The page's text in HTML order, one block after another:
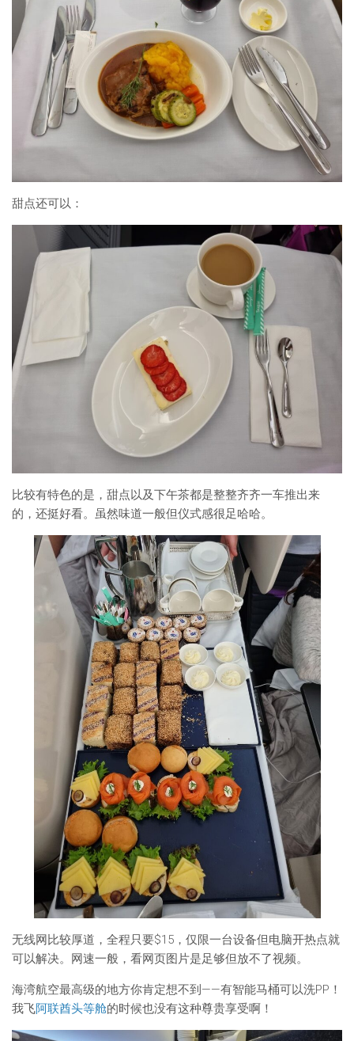
甜点还可以：
比较有特色的是，甜点以及下午茶都是整整齐齐一车推出来
的，还挺好看。虽然味道一般但仪式感很足哈哈。
无线网比较厚道，全程只要$15，仅限一台设备但电脑开热点就
可以解决。网速一般，看网页图片是足够但放不了视频。
海湾航空最高级的地方你肯定想不到——有智能马桶可以洗PP！
我飞阿联酋头等舱的时候也没有这种尊贵享受啊！